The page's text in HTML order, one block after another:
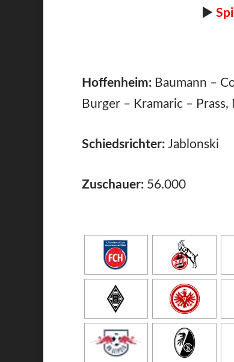
►
Hoffenheim: Baumann –
Burger – Kramaric –
Schiedsrichter:Jablonski
Zuschauer: 56.000